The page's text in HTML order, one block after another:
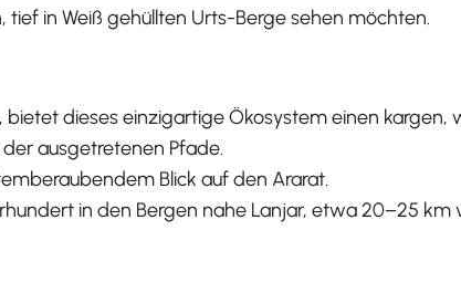
in Weiß gehüllten Urts-Berge sehen möchten.
dieses einzigartige Ökosystem einen kargen,
ausgetretenen Pfade.
Blick auf den Ararat.
in den Bergen nahe Lanjar, etwa 20–25